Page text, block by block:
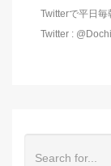
Twitterで平日毎
Twitter :